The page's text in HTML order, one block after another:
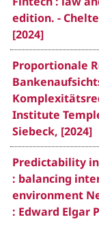
edition. -
[2024]
Proportionale
Institute
Siebeck, [2024]
Predictability
: balancing
environment
: Edward Elgar